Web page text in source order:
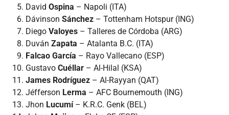
David Ospina – Napoli (ITA)
Dávinson Sánchez – Tottenham Hotspur (ING)
Diego Valoyes – Talleres de Córdoba (ARG)
Duván Zapata – Atalanta B.C. (ITA)
Falcao García – Rayo Vallecano (ESP)
Gustavo Cuéllar – Al-Hilal (KSA)
James Rodríguez – Al-Rayyan (QAT)
Jéfferson Lerma – AFC Bournemouth (ING)
Jhon Lucumí – K.R.C. Genk (BEL)